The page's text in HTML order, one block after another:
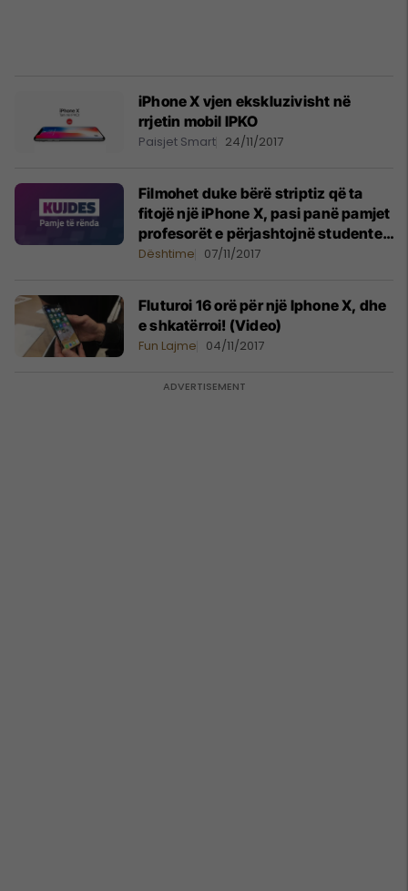
iPhone X vjen ekskluzivisht në
rrjetin mobil IPKO
Paisjet Smart 24/11/2017
Filmohet duke bërë striptiz që ta
fitojë një iPhone X, pasi panë pamjet
profesorët e përjashtojnë studenten
nga fakulteti (Video, +18)
Dështime 07/11/2017
Fluturoi 16 orë për një Iphone X, dhe
e shkatërroi! (Video)
Fun Lajme 04/11/2017